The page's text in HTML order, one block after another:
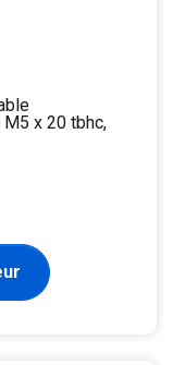
M5 x 20 tbhc,